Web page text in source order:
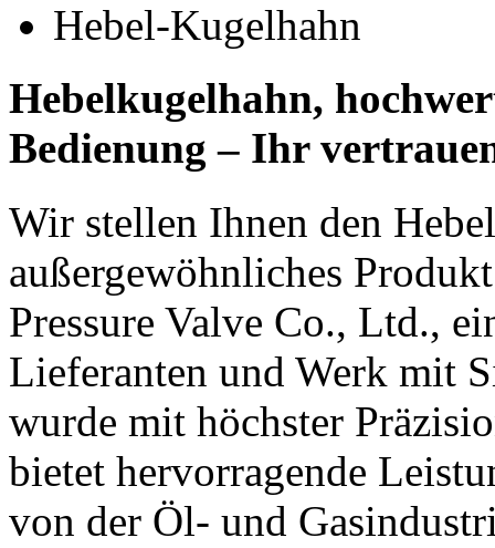
Hebel-Kugelhahn
Hebelkugelhahn,
Bedienung – Ihr
Wir stellen Ihnen den
außergewöhnliches
Pressure Valve Co., Ltd.,
Lieferanten und Werk mit
wurde mit höchster
bietet hervorragende
von der Öl- und